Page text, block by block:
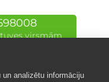
virsmām
analizētu informāciju